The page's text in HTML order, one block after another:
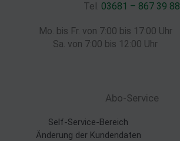
Tel. 03681 – 867 39 88
Mo. bis Fr. von 7:00 bis 17:00 Uhr
Sa. von 7:00 bis 12:00 Uhr
Abo-Service
Self-Service-Bereich
Änderung der Kundendaten